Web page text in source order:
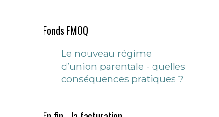
Fonds FMOQ
Le nouveau régime
d’union parentale - quelles
conséquences pratiques ?